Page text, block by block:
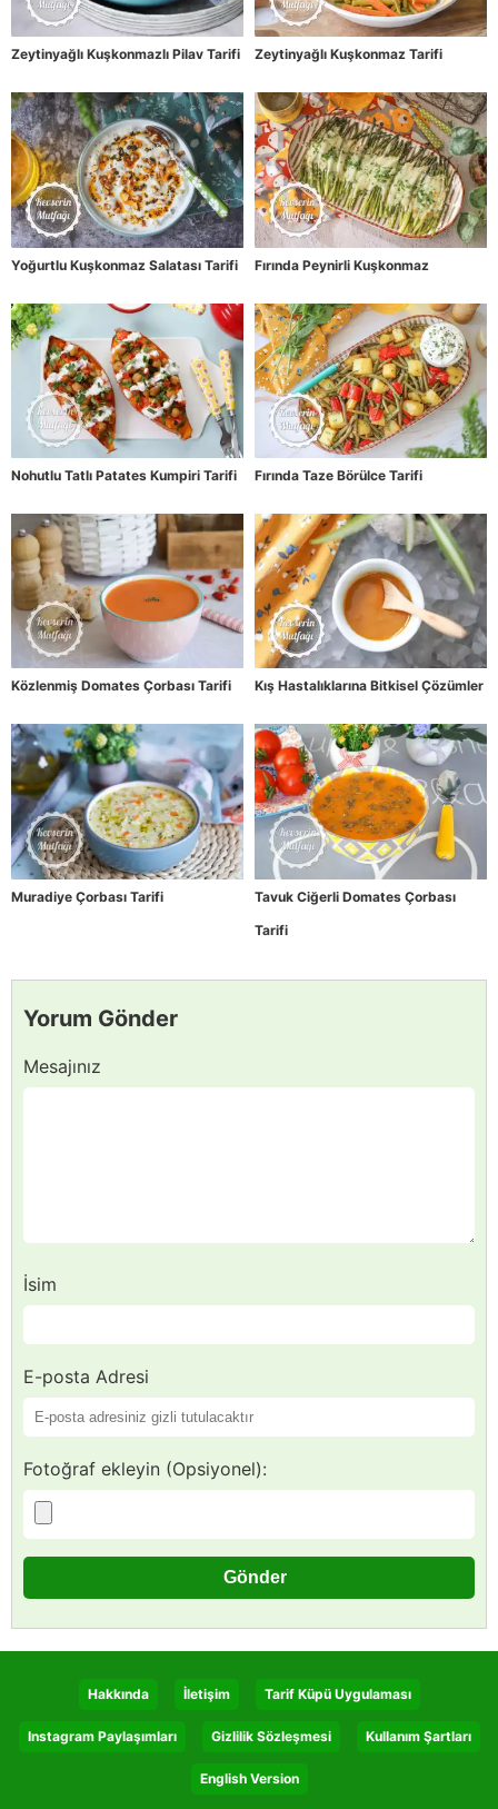
Zeytinyağlı Kuşkonmazlı Pilav Tarifi Zeytinyağlı Kuşkonmaz Tarifi
Yoğurtlu Kuşkonmaz Salatası Tarifi Fırında Peynirli Kuşkonmaz
Nohutlu Tatlı Patates Kumpiri Tarifi Fırında Taze Börülce Tarifi
Közlenmiş Domates Çorbası Tarifi Kış Hastalıklarına Bitkisel Çözümler
Muradiye Çorbası Tarifi
Tavuk Ciğerli Domates Çorbası
Tarifi
Yorum Gönder
Mesajınız
İsim
E-posta Adresi
Fotoğraf ekleyin (Opsiyonel):
Hakkında İletişim Tarif Küpü Uygulaması
Instagram Paylaşımları Gizlilik Sözleşmesi Kullanım Şartları
English Version